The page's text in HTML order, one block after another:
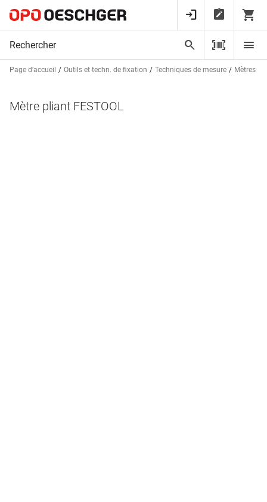
Page d’accueil Outils et techn. de fixation Techniques de mesure Mètres et
Mètre pliant FESTOOL